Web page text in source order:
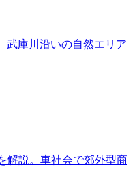
武庫川沿いの自然エリア
解説。車社会で郊外型商